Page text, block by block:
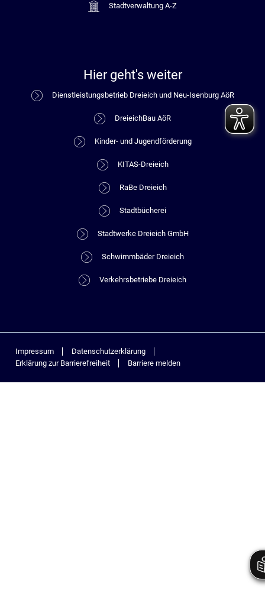
Stadtverwaltung A-Z
Hier geht's weiter
Dienstleistungsbetrieb Dreieich und Neu-Isenburg AöR
DreieichBau AöR
Kinder- und Jugendförderung
KITAS-Dreieich
RaBe Dreieich
Stadtbücherei
Stadtwerke Dreieich GmbH
Schwimmbäder Dreieich
Verkehrsbetriebe Dreieich
Impressum
Datenschutzerklärung
Erklärung zur Barrierefreiheit
Barriere melden